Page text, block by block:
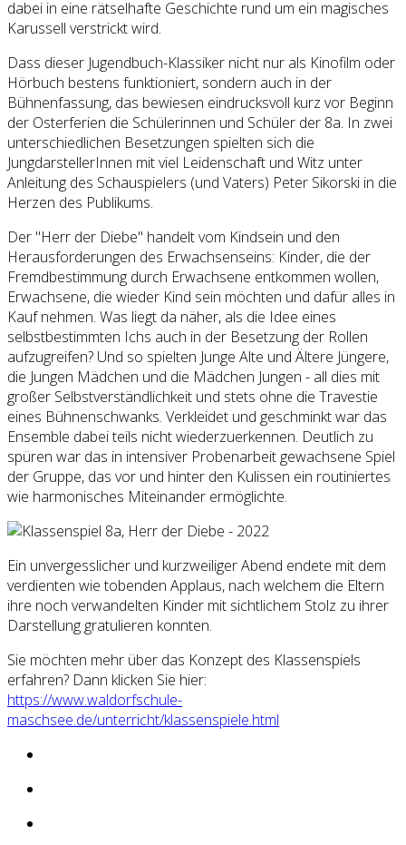
dabei in eine rätselhafte Geschichte rund um ein magisches
Karussell verstrickt wird.
Dass dieser Jugendbuch-Klassiker nicht nur als Kinofilm oder
Hörbuch bestens funktioniert, sondern auch in der
Bühnenfassung, das bewiesen eindrucksvoll kurz vor Beginn
der Osterferien die Schülerinnen und Schüler der 8a. In zwei
unterschiedlichen Besetzungen spielten sich die
JungdarstellerInnen mit viel Leidenschaft und Witz unter
Anleitung des Schauspielers (und Vaters) Peter Sikorski in die
Herzen des Publikums.
Der "Herr der Diebe" handelt vom Kindsein und den
Herausforderungen des Erwachsenseins: Kinder, die der
Fremdbestimmung durch Erwachsene entkommen wollen,
Erwachsene, die wieder Kind sein möchten und dafür alles in
Kauf nehmen. Was liegt da näher, als die Idee eines
selbstbestimmten Ichs auch in der Besetzung der Rollen
aufzugreifen? Und so spielten Junge Alte und Ältere Jüngere,
die Jungen Mädchen und die Mädchen Jungen - all dies mit
großer Selbstverständlichkeit und stets ohne die Travestie
eines Bühnenschwanks. Verkleidet und geschminkt war das
Ensemble dabei teils nicht wiederzuerkennen. Deutlich zu
spüren war das in intensiver Probenarbeit gewachsene Spiel
der Gruppe, das vor und hinter den Kulissen ein routiniertes
wie harmonisches Miteinander ermöglichte.
Ein unvergesslicher und kurzweiliger Abend endete mit dem
verdienten wie tobenden Applaus, nach welchem die Eltern
ihre noch verwandelten Kinder mit sichtlichem Stolz zu ihrer
Darstellung gratulieren konnten.
Sie möchten mehr über das Konzept des Klassenspiels
erfahren? Dann klicken Sie hier:
https://www.waldorfschule-
maschsee.de/unterricht/klassenspiele.html